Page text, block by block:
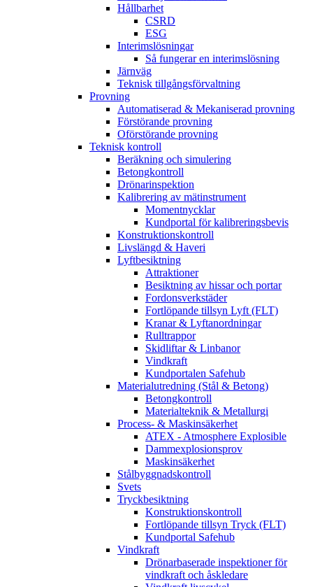
Hållbarhet
CSRD
ESG
Interimslösningar
Så fungerar en interimslösning
Järnväg
Teknisk tillgångsförvaltning
Provning
Automatiserad & Mekaniserad provning
Förstörande provning
Oförstörande provning
Teknisk kontroll
Beräkning och simulering
Betongkontroll
Drönarinspektion
Kalibrering av mätinstrument
Momentnycklar
Kundportal för kalibreringsbevis
Konstruktionskontroll
Livslängd & Haveri
Lyftbesiktning
Attraktioner
Besiktning av hissar och portar
Fordonsverkstäder
Fortlöpande tillsyn Lyft (FLT)
Kranar & Lyftanordningar
Rulltrappor
Skidliftar & Linbanor
Vindkraft
Kundportalen Safehub
Materialutredning (Stål & Betong)
Betongkontroll
Materialteknik & Metallurgi
Process- & Maskinsäkerhet
ATEX - Atmosphere Explosible
Dammexplosionsprov
Maskinsäkerhet
Stålbyggnadskontroll
Svets
Tryckbesiktning
Konstruktionskontroll
Fortlöpande tillsyn Tryck (FLT)
Kundportal Safehub
Vindkraft
Drönarbaserade inspektioner för
vindkraft och åskledare